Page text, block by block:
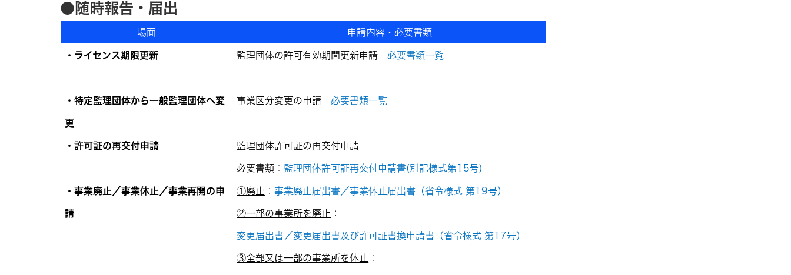
●随時報告・届出
場面 申請内容・必要書類
・ライセンス期限更新 監理団体の許可有効期間更新申請必要書類一覧
・特定監理団体から一般監理団体へ変
更
事業区分変更の申請必要書類一覧
・許可証の再交付申請 監理団体許可証の再交付申請
必要書類： 監理団体許可証再交付申請書(別記様式第15号)
・事業廃止／事業休止／事業再開の申
請
①廃止 ：事業廃止届出書／事業休止届出書（省令様式 第19号）
②一部の事業所を廃止 ：
変更届出書／変更届出書及び許可証書換申請書（省令様式 第17号）
③全部又は一部の事業所を休止 ：